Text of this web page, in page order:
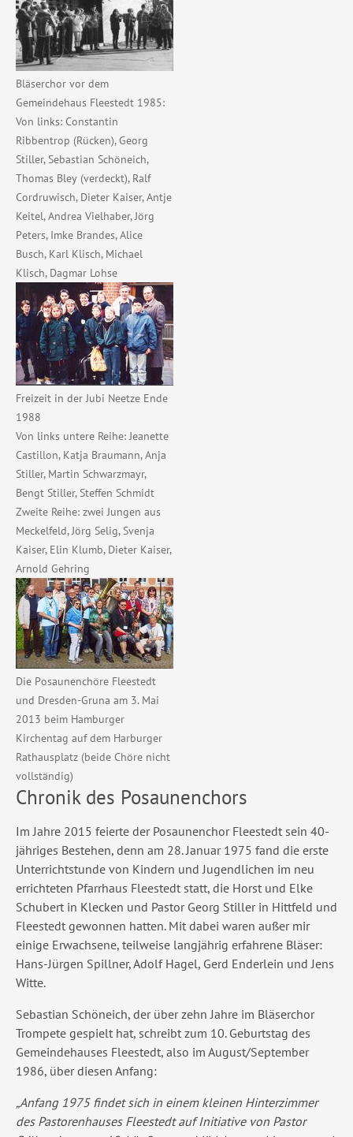
Bläserchor vor dem
Gemeindehaus Fleestedt 1985:
Von links: Constantin
Ribbentrop (Rücken), Georg
Stiller, Sebastian Schöneich,
Thomas Bley (verdeckt), Ralf
Cordruwisch, Dieter Kaiser, Antje
Keitel, Andrea Vielhaber, Jörg
Peters, Imke Brandes, Alice
Busch, Karl Klisch, Michael
Klisch, Dagmar Lohse
Freizeit in der Jubi Neetze Ende
1988
Von links untere Reihe: Jeanette
Castillon, Katja Braumann, Anja
Stiller, Martin Schwarzmayr,
Bengt Stiller, Steffen Schmidt
Zweite Reihe: zwei Jungen aus
Meckelfeld, Jörg Selig, Svenja
Kaiser, Elin Klumb, Dieter Kaiser,
Arnold Gehring
Die Posaunenchöre Fleestedt
und Dresden-Gruna am 3. Mai
2013 beim Hamburger
Kirchentag auf dem Harburger
Rathausplatz (beide Chöre nicht
vollständig)
Chronik des Posaunenchors
Im Jahre 2015 feierte der Posaunenchor Fleestedt sein 40-
jähriges Bestehen, denn am 28. Januar 1975 fand die erste
Unterrichtstunde von Kindern und Jugendlichen im neu
errichteten Pfarrhaus Fleestedt statt, die Horst und Elke
Schubert in Klecken und Pastor Georg Stiller in Hittfeld und
Fleestedt gewonnen hatten. Mit dabei waren außer mir
einige Erwachsene, teilweise langjährig erfahrene Bläser:
Hans-Jürgen Spillner, Adolf Hagel, Gerd Enderlein und Jens
Witte.
Sebastian Schöneich, der über zehn Jahre im Bläserchor
Trompete gespielt hat, schreibt zum 10. Geburtstag des
Gemeindehauses Fleestedt, also im August/September
1986, über diesen Anfang:
„Anfang 1975 findet sich in einem kleinen Hinterzimmer
des Pastorenhauses Fleestedt auf Initiative von Pastor